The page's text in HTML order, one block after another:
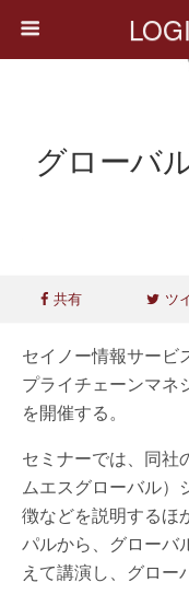
グローバ
共有 ツ
セイノー情報サービ
プライチェーンマネ
を開催する。
セミナーでは、同社
ムエスグローバル）
徴などを説明するほ
パルから、グローバ
えて講演し、グロー